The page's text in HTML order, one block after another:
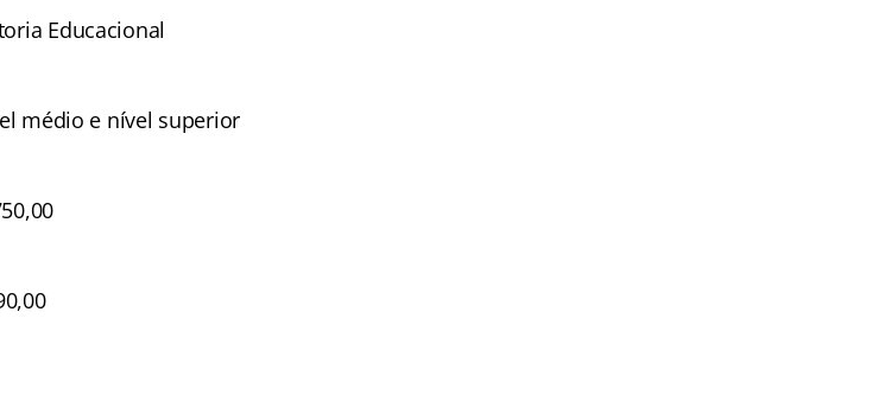
Educacional
médio e nível superior